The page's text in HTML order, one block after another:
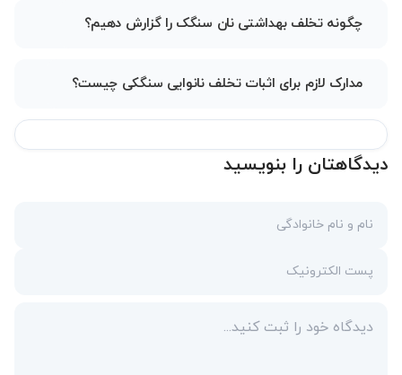
چگونه تخلف بهداشتی نان سنگک را گزارش دهیم؟
مدارک لازم برای اثبات تخلف نانوایی سنگکی چیست؟
دیدگاهتان را بنویسید